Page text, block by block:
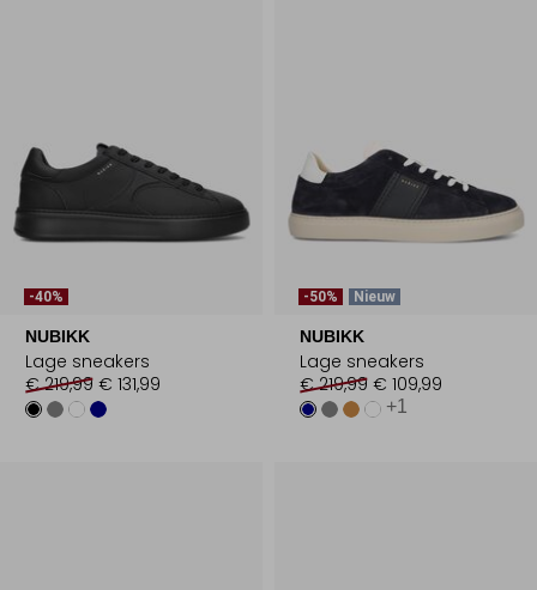
-40%
NUBIKK
Lage sneakers
€ 219,99 € 131,99
-50% Nieuw
NUBIKK
Lage sneakers
€ 219,99 € 109,99
+1